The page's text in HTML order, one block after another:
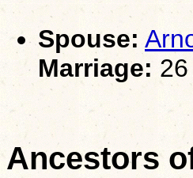
Spouse:
Marriage:
Ancestors